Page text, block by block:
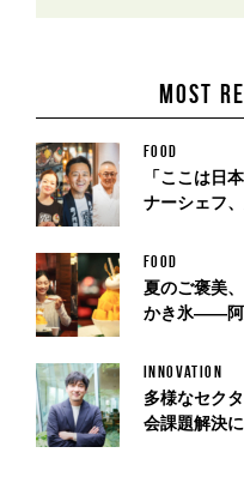
MOST
FOOD
「ここは日
ナーシェフ
FOOD
夏のご褒美
かき氷——阿
INNOVATION
多様なセク
会課題解決